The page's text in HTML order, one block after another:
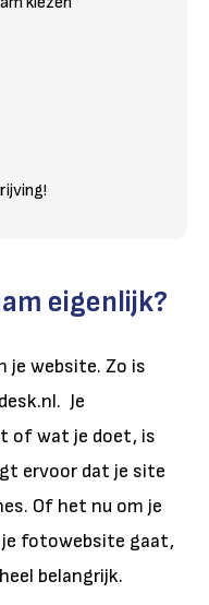
eigenlijk?
je website. Zo is
Je
of wat je doet, is
ervoor dat je site
Of het nu om je
fotowebsite gaat,
belangrijk.